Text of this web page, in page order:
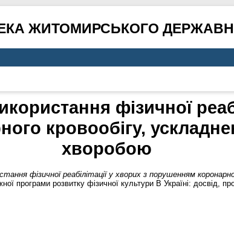
ЖИТОМИРСЬКОГО
фізичної
кровообігу,
хворобою
фізичної реабілітації у хворих з порушенням
програми розвитку фізичної культури В Україні: досвід,